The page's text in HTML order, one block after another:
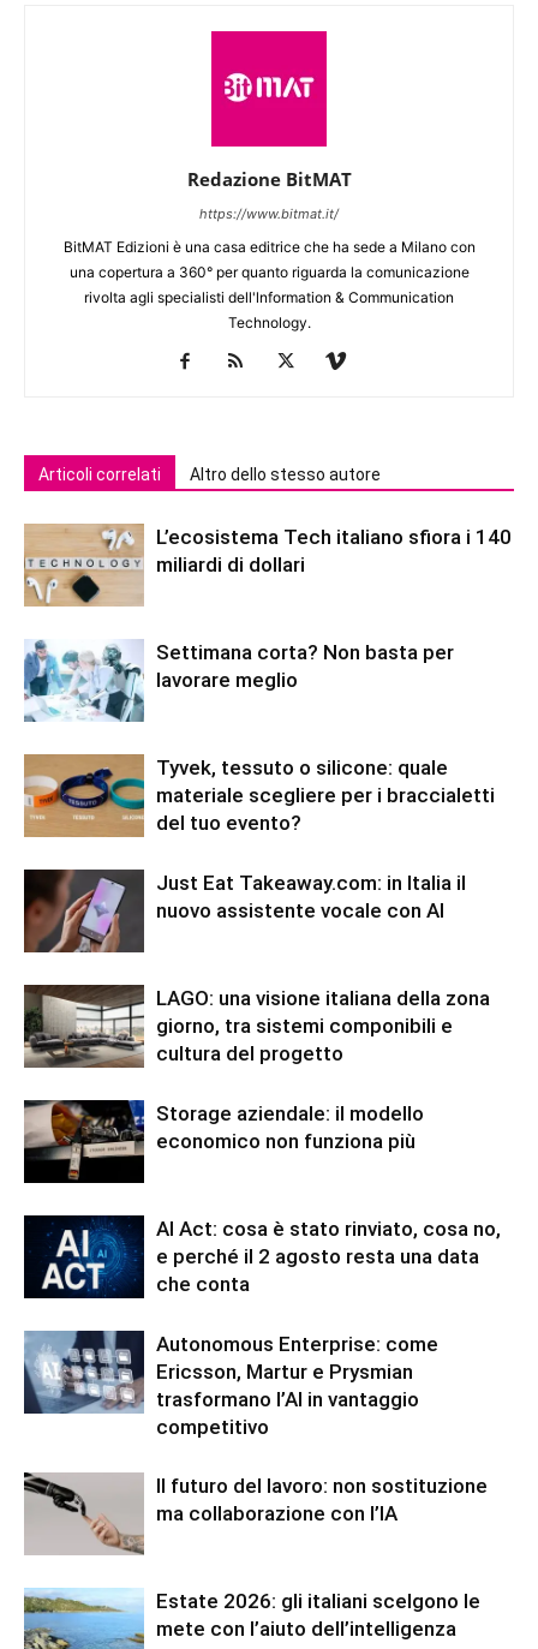
Redazione BitMAT
https://www.bitmat.it/
BitMAT Edizioni è una casa editrice che ha sede a Milano con
una copertura a 360° per quanto riguarda la comunicazione
rivolta agli specialisti dell'lnformation & Communication
Technology.
Articoli correlati Altro dello stesso autore
L’ecosistema Tech italiano sfiora i 140
miliardi di dollari
Settimana corta? Non basta per
lavorare meglio
Tyvek, tessuto o silicone: quale
materiale scegliere per i braccialetti
del tuo evento?
Just Eat Takeaway.com: in Italia il
nuovo assistente vocale con AI
LAGO: una visione italiana della zona
giorno, tra sistemi componibili e
cultura del progetto
Storage aziendale: il modello
economico non funziona più
AI Act: cosa è stato rinviato, cosa no,
e perché il 2 agosto resta una data
che conta
Autonomous Enterprise: come
Ericsson, Martur e Prysmian
trasformano l’AI in vantaggio
competitivo
Il futuro del lavoro: non sostituzione
ma collaborazione con l’IA
Estate 2026: gli italiani scelgono le
mete con l’aiuto dell’intelligenza